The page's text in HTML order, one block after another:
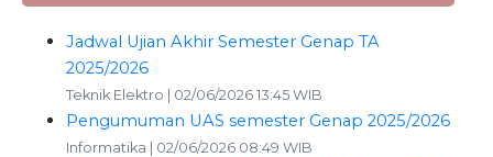
Jadwal Ujian Akhir Semester Genap TA
2025/2026
Teknik Elektro | 02/06/2026 13:45 WIB
Pengumuman UAS semester Genap 2025/2026
Informatika | 02/06/2026 08:49 WIB